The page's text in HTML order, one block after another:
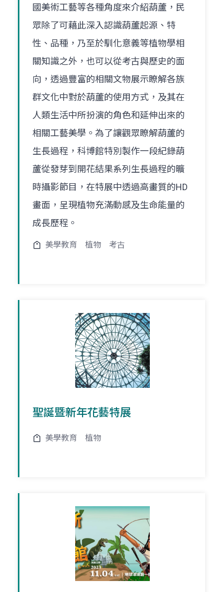
國美術工藝等各種角度來介紹葫蘆，民
眾除了可藉此深入認識葫蘆起源、特
性、品種，乃至於馴化意義等植物學相
關知識之外，也可以從考古與歷史的面
向，透過豐富的相關文物展示瞭解各族
群文化中對於葫蘆的使用方式，及其在
人類生活中所扮演的角色和延伸出來的
相關工藝美學。為了讓觀眾瞭解葫蘆的
生長過程，科博館特別製作一段紀錄葫
蘆從發芽到開花結果系列生長過程的曠
時攝影節目，在特展中透過高畫質的HD
畫面，呈現植物充滿動感及生命能量的
成長歷程。
美學教育 植物 考古
聖誕暨新年花藝特展
美學教育 植物